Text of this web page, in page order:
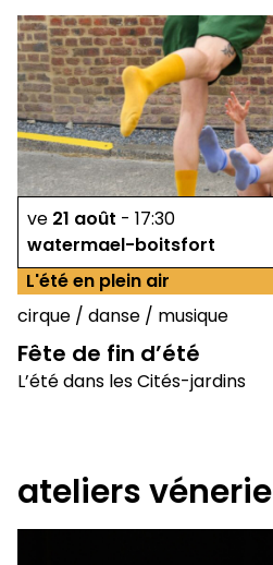
ve 21 août - 17:30
watermael-boitsfort
L'été en plein air
cirque / danse / musique
Fête de fin d’été
L’été dans les Cités-jardins
ateliers vénerie